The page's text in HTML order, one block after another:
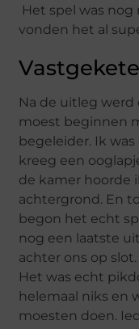
Het spel was
vonden het al
Na de uitleg
moest beginnen
begeleider. Ik
kreeg een
de kamer hoorde
achtergrond. En
begon het echt
nog een laatste
achter ons op
Het was echt
helemaal niks en
moesten doen.